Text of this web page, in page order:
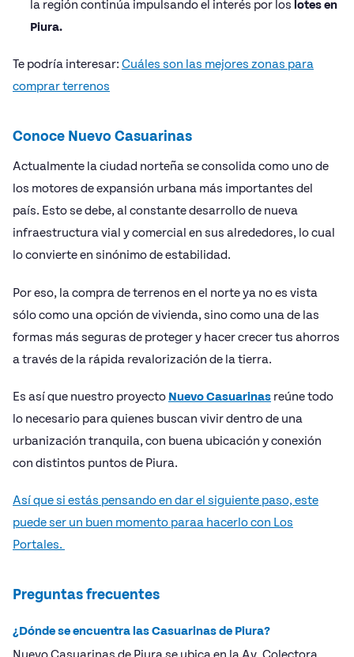
la región continúa impulsando el interés por los lotes en
Piura.
Te podría interesar: Cuáles son las mejores zonas para
comprar terrenos
Conoce Nuevo Casuarinas
Actualmente la ciudad norteña se consolida como uno de
los motores de expansión urbana más importantes del
país. Esto se debe, al constante desarrollo de nueva
infraestructura vial y comercial en sus alrededores, lo cual
lo convierte en sinónimo de estabilidad.
Por eso, la compra de terrenos en el norte ya no es vista
sólo como una opción de vivienda, sino como una de las
formas más seguras de proteger y hacer crecer tus ahorros
a través de la rápida revalorización de la tierra.
Es así que nuestro proyecto Nuevo Casuarinas reúne todo
lo necesario para quienes buscan vivir dentro de una
urbanización tranquila, con buena ubicación y conexión
con distintos puntos de Piura.
Así que si estás pensando en dar el siguiente paso, este
puede ser un buen momento paraa hacerlo con Los
Portales.
Preguntas frecuentes
¿Dónde se encuentra las Casuarinas de Piura?